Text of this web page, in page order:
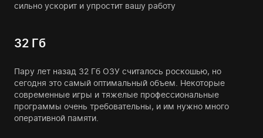
сильно ускорит и упростит вашу работу
32 Гб
Пару лет назад 32 Гб ОЗУ считалось роскошью, но
сегодня это самый оптимальный объем. Некоторые
современные игры и тяжелые профессиональные
программы очень требовательны, и им нужно много
оперативной памяти.